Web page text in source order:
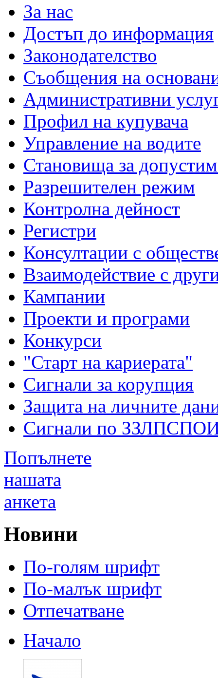
За нас
Достъп до информация
Законодателство
Съобщения на
Административни
Профил на купувача
Управление на водите
Становища за
Разрешителен режим
Контролна дейност
Регистри
Консултации с
Взаимодействие с
Кампании
Проекти и програми
Конкурси
"Старт на кариерата"
Сигнали за корупция
Защита на личните
Сигнали по
Попълнете
нашата
анкета
Новини
По-голям шрифт
По-малък шрифт
Отпечатване
Начало